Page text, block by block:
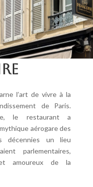
l’art de vivre à la
de Paris.
le restaurant a
aérogare des
décennies un lieu
parlementaires,
amoureux de la